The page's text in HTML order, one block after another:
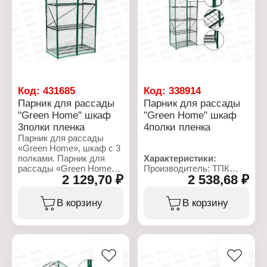
рассады
Вид товара: шкаф
Количество полок: 2
Размер (ВхШхГ):
1,35х0,65х0,4 м
Материал каркаса:
стальная труба
Диаметр труб: 16 мм, 10
мм
Размер (ВхШхГ):
1,1х0,65х0,22 м
Материал чехла: ПВХ
Плотность пленки: 100
мм
Код: 431685
Парник для рассады
"Green Home" шкаф
3полки пленка
Парник для рассады
«Green Home», шкаф с 3
полками. Парник для
рассады «Green Home»
идеально подходит для
выращивания рассады в
домашних условиях, а
компактная
использовании. Лёгкая и
2 129,70 ₽
В корзину
Код:338914
Парник для рассады
"Green Home" шкаф
4полки пленка
Характеристики:
Производитель: ТПК
Линейка: Green Home
Тип товара: Парник
Назначение: для
2 538,68 ₽
В корзину